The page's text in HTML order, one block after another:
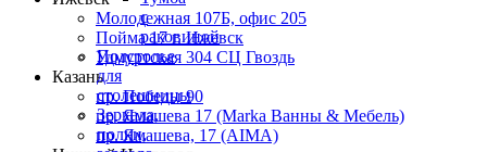
с
раковиной
Подстолье
для
столешницы
Зеркала,
полки,
Молодежная 107Б, офис 205
Пойма 17 г. Ижевск
Удмуртская 304 СЦ Гвоздь
Казань
пр. Победы 90
пр. Ямашева 17 (Marka Ванны & Мебель)
пр. Ямашева, 17 (AIMA)